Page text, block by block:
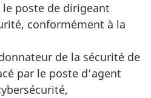
poste de dirigeant
conformément à la
de la sécurité de
par le poste d’agent